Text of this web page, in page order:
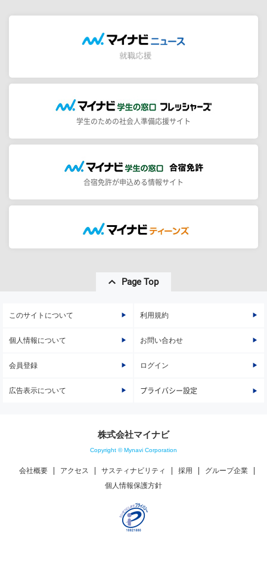
学生のための社会人準備応援サイト
合宿免許が申込める情報サイト
Page Top
このサイトについて 利用規約
個人情報について お問い合わせ
会員登録 ログイン
広告表示について プライバシー設定
株式会社マイナビ
Copyright © Mynavi Corporation
会社概要 アクセス サスティナビリティ 採用
グループ企業
個人情報保護方針